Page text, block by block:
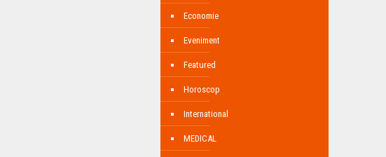
Economie
Eveniment
Featured
Horoscop
International
MEDICAL